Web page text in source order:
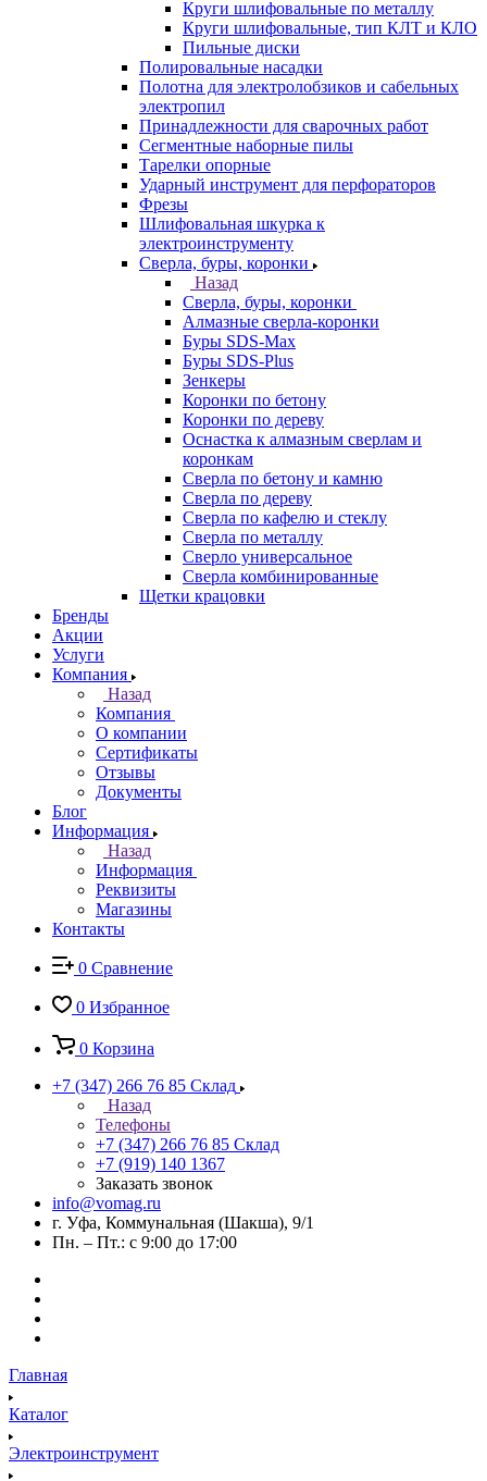
Круги шлифовальные по металлу
Круги шлифовальные, тип КЛТ и КЛО
Пильные диски
Полировальные насадки
Полотна для электролобзиков и сабельных
электропил
Принадлежности для сварочных работ
Сегментные наборные пилы
Тарелки опорные
Ударный инструмент для перфораторов
Фрезы
Шлифовальная шкурка к
электроинструменту
Сверла, буры, коронки
Назад
Сверла, буры, коронки
Алмазные сверла-коронки
Буры SDS-Max
Буры SDS-Plus
Зенкеры
Коронки по бетону
Коронки по дереву
Оснастка к алмазным сверлам и
коронкам
Сверла по бетону и камню
Сверла по дереву
Сверла по кафелю и стеклу
Сверла по металлу
Сверло универсальное
Сверла комбинированные
Щетки крацовки
Бренды
Акции
Услуги
Компания
Назад
Компания
О компании
Сертификаты
Отзывы
Документы
Блог
Информация
Назад
Информация
Реквизиты
Магазины
Контакты
0 Сравнение
0 Избранное
0 Корзина
+7 (347) 266 76 85 Склад
Назад
Телефоны
+7 (347) 266 76 85 Склад
+7 (919) 140 1367
Заказать звонок
info@vomag.ru
г. Уфа, Коммунальная (Шакша), 9/1
Пн. – Пт.: с 9:00 до 17:00
Главная
Каталог
Электроинструмент